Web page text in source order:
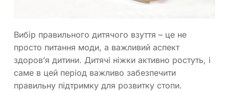
Вибір правильного дитячого взуття – це не
просто питання моди, а важливий аспект
здоров’я дитини. Дитячі ніжки активно ростуть, і
саме в цей період важливо забезпечити
правильну підтримку для розвитку стопи.